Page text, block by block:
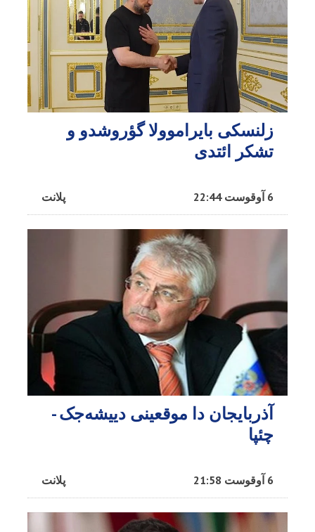
زلنسکی بایراموولا گؤروشدو و
تشکر ائتدی
پلانت 6 آوقوست 22:44
آذربایجان دا موقعینی دییشه‌جک -
چئپا
پلانت 6 آوقوست 21:58